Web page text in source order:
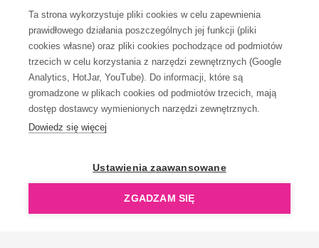
Ta strona wykorzystuje pliki cookies w celu zapewnienia
prawidłowego działania poszczególnych jej funkcji (pliki
cookies własne) oraz pliki cookies pochodzące od podmiotów
trzecich w celu korzystania z narzędzi zewnętrznych (Google
Analytics, HotJar, YouTube). Do informacji, które są
gromadzone w plikach cookies od podmiotów trzecich, mają
dostęp dostawcy wymienionych narzędzi zewnętrznych.
Dowiedz się więcej
Ustawienia zaawansowane
ZGADZAM SIĘ
KONTAKT
OpenGift jest częścią ReflectGroup.